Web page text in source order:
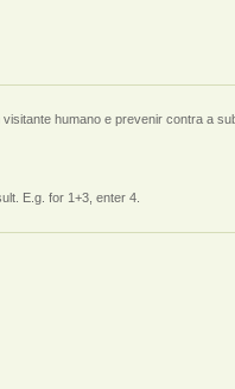
humano e prevenir contra a
E.g. for 1+3, enter 4.